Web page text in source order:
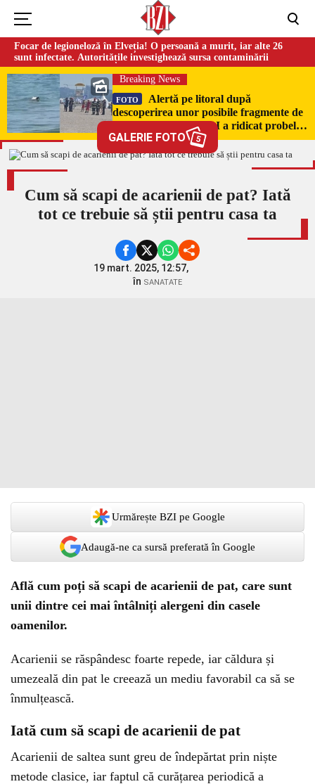
Focar de legioneloză în Elveția! O persoană a murit, iar alte 26
sunt infectate. Autoritățile investighează sursa contaminării
Breaking News
FOTO
Alertă pe litoral după
descoperirea unor posibile fragmente de
dronă în Mamaia. SRI a ridicat probele
pentru expertiză
GALERIE FOTO 5
Cum să scapi de acarienii de pat? Iată
tot ce trebuie să știi pentru casa ta
19 mart. 2025, 12:57,
în SANATATE
Urmărește BZI pe Google
Adaugă-ne ca sursă preferată în Google
Află cum poți să scapi de acarienii de pat, care sunt
unii dintre cei mai întâlniți alergeni din casele
oamenilor.
Acarienii se răspândesc foarte repede, iar căldura și
umezeală din pat le creează un mediu favorabil ca să se
înmulțească.
Iată cum să scapi de acarienii de pat
Acarienii de saltea sunt greu de îndepărtat prin niște
metode clasice, iar faptul că curățarea periodică a